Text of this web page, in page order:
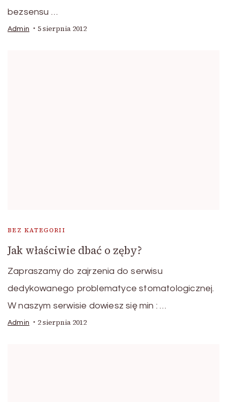
bezsensu …
Admin 5 sierpnia 2012
BEZ KATEGORII
Jak właściwie dbać o zęby?
Zapraszamy do zajrzenia do serwisu
dedykowanego problematyce stomatologicznej.
W naszym serwisie dowiesz się min : …
Admin 2 sierpnia 2012